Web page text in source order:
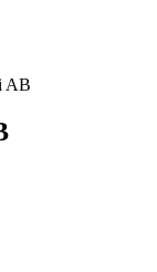
AB